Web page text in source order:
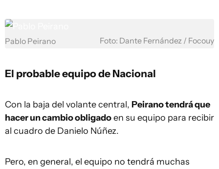
Pablo Peirano Foto: Dante Fernández / Focouy
El probable equipo de Nacional
Con la baja del volante central, Peirano tendrá que
hacer un cambio obligadoen su equipo para recibir
al cuadro de Danielo Núñez.
Pero, en general, el equipo no tendrá muchas